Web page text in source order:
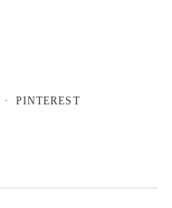
PINTEREST